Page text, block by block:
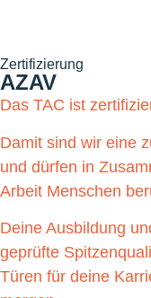
Zertifizierung
AZAV
Das TAC ist
Damit sind wir eine
und dürfen in
Arbeit Menschen
Deine Ausbildung
geprüfte
Türen für deine